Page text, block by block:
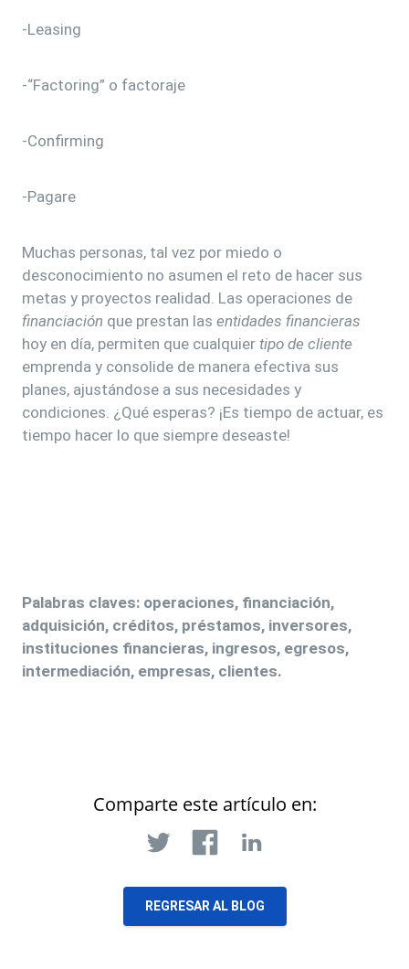
-Leasing
-“Factoring” o factoraje
-Confirming
-Pagare
Muchas personas, tal vez por miedo o
desconocimiento no asumen el reto de hacer sus
metas y proyectos realidad. Las operaciones de
financiación que prestan las entidades financieras
hoy en día, permiten que cualquier tipo de cliente
emprenda y consolide de manera efectiva sus
planes, ajustándose a sus necesidades y
condiciones. ¿Qué esperas? ¡Es tiempo de actuar, es
tiempo hacer lo que siempre deseaste!
Palabras claves: operaciones, financiación,
adquisición, créditos, préstamos, inversores,
instituciones financieras, ingresos, egresos,
intermediación, empresas, clientes.
Comparte este artículo en:
REGRESAR AL BLOG